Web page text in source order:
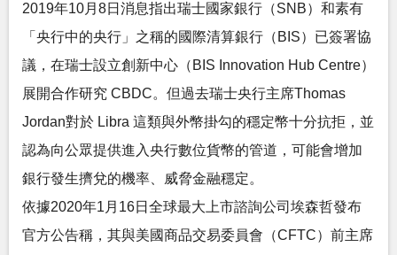
2019年10月8日消息指出瑞士國家銀行（SNB）和素有
「央行中的央行」之稱的國際清算銀行（BIS）已簽署協
議，在瑞士設立創新中心（BIS Innovation Hub Centre）
展開合作研究 CBDC。但過去瑞士央行主席Thomas
Jordan對於 Libra 這類與外幣掛勾的穩定幣十分抗拒，並
認為向公眾提供進入央行數位貨幣的管道，可能會增加
銀行發生擠兌的機率、威脅金融穩定。
依據2020年1月16日全球最大上市諮詢公司埃森哲發布
官方公告稱，其與美國商品交易委員會（CFTC）前主席